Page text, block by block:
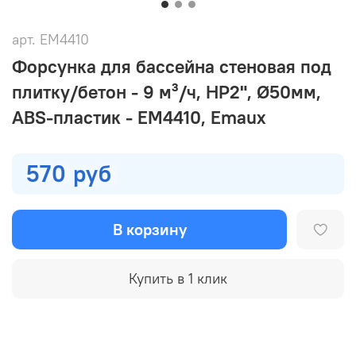
арт. EM4410
Форсунка для бассейна стеновая под
плитку/бетон - 9 м³/ч, НР2", Ø50мм,
ABS-пластик - EM4410, Emaux
570 руб
В корзину
Купить в 1 клик